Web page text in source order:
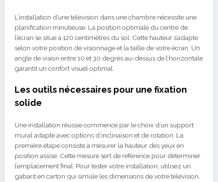
L’installation d’une télévision dans une chambre nécessite une
planification minutieuse. La position optimale du centre de
l’écran se situe à 120 centimètres du sol. Cette hauteur s’adapte
selon votre position de visionnage et la taille de votre écran. Un
angle de vision entre 10 et 30 degrés au-dessus de l’horizontale
garantit un confort visuel optimal.
Les outils nécessaires pour une fixation
solide
Une installation réussie commence par le choix d’un support
mural adapté avec options d’inclinaison et de rotation. La
première étape consiste à mesurer la hauteur des yeux en
position assise. Cette mesure sert de référence pour déterminer
l’emplacement final. Pour tester votre installation, utilisez un
gabarit en carton qui simule les dimensions de votre télévision.